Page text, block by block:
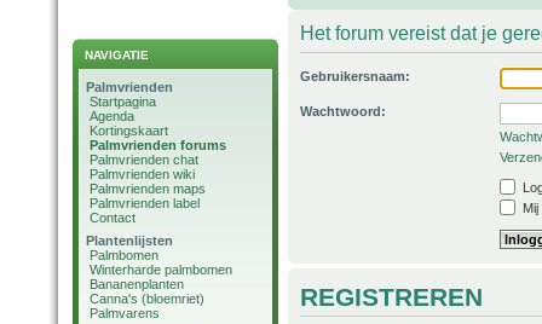
NAVIGATIE
Palmvrienden
Startpagina
Agenda
Kortingskaart
Palmvrienden forums
Palmvrienden chat
Palmvrienden wiki
Palmvrienden maps
Palmvrienden label
Contact
Plantenlijsten
Palmbomen
Winterharde palmbomen
Bananenplanten
Canna's (bloemriet)
Palmvarens
Het forum vereist dat je
Gebruikersnaam:
Wachtwoord:
REGISTREREN